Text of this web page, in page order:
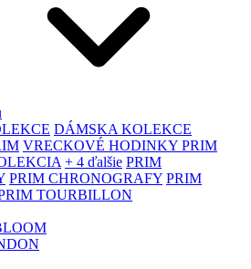
DÁMSKA KOLEKCE
VRECKOVÉ HODINKY PRIM
+ 4 ďalšie PRIM
PRIM CHRONOGRAFY PRIM
TOURBILLON